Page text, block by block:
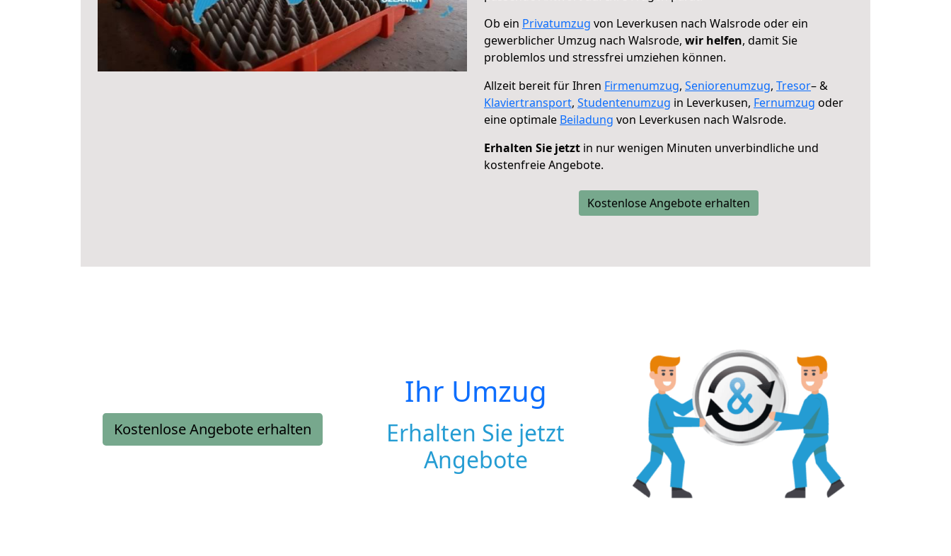
Ob ein Privatumzug von Leverkusen nach Walsrode oder ein
gewerblicher Umzug nach Walsrode, wir helfen, damit Sie
problemlos und stressfrei umziehen können.
Allzeit bereit für Ihren Firmenumzug, Seniorenumzug, Tresor– &
Klaviertransport, Studentenumzug in Leverkusen, Fernumzug oder
eine optimale Beiladung von Leverkusen nach Walsrode.
Erhalten Sie jetzt in nur wenigen Minuten unverbindliche und
kostenfreie Angebote.
Kostenlose Angebote erhalten
Kostenlose Angebote erhalten
Ihr Umzug
Erhalten Sie jetzt
Angebote